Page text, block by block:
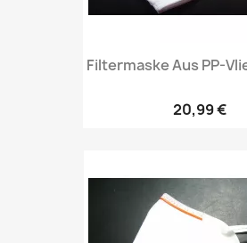
Filtermaske Aus PP-
20,99 €